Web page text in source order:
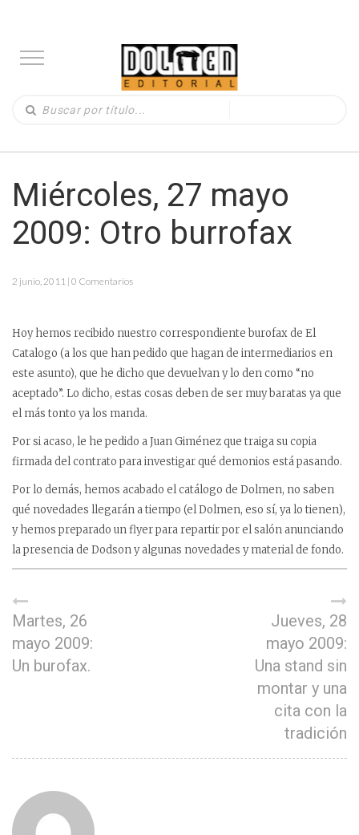
Miércoles, 27 mayo
2009: Otro burrofax
2 junio, 2011 | 0 Comentarios
Hoy hemos recibido nuestro correspondiente burofax de El
Catalogo (a los que han pedido que hagan de intermediarios en
este asunto), que he dicho que devuelvan y lo den como “no
aceptado”. Lo dicho, estas cosas deben de ser muy baratas ya que
el más tonto ya los manda.
Por si acaso, le he pedido a Juan Giménez que traiga su copia
firmada del contrato para investigar qué demonios está pasando.
Por lo demás, hemos acabado el catálogo de Dolmen, no saben
qué novedades llegarán a tiempo (el Dolmen, eso sí, ya lo tienen),
y hemos preparado un flyer para repartir por el salón anunciando
la presencia de Dodson y algunas novedades y material de fondo.
Martes, 26
mayo 2009:
Un burofax.
Jueves, 28
mayo 2009:
Una stand sin
montar y una
cita con la
tradición